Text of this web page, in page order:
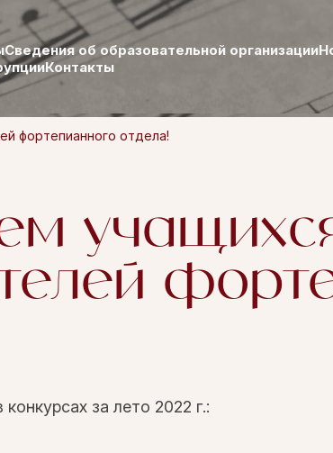
Сведения об образовательной организации
Контакты
фортепианного отдела!
за лето 2022 г.: